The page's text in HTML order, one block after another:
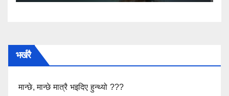
भर्खरै
मान्छे, मान्छे मात्रै भइदिए हुन्थ्यो ???